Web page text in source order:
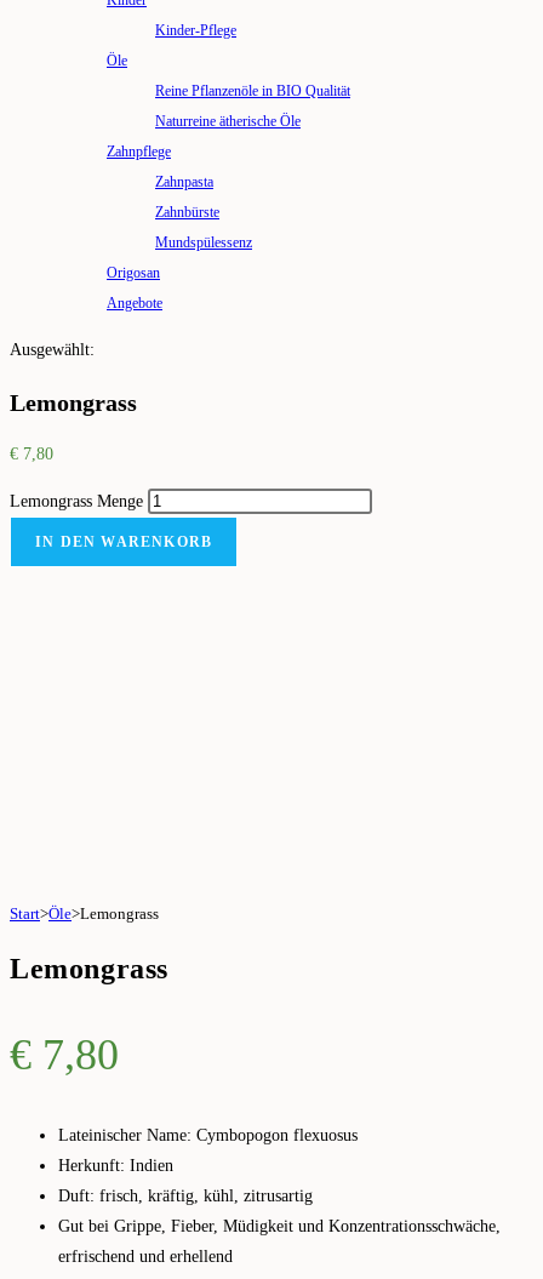
Kinder-Pflege
Öle
Reine Pflanzenöle in BIO Qualität
Naturreine ätherische Öle
Zahnpflege
Zahnpasta
Zahnbürste
Mundspülessenz
Origosan
Angebote
Ausgewählt:
Lemongrass
€ 7,80
Lemongrass Menge
IN DEN WARENKORB
Start>Öle>Lemongrass
Lemongrass
€ 7,80
Lateinischer Name: Cymbopogon flexuosus
Herkunft: Indien
Duft: frisch, kräftig, kühl, zitrusartig
Gut bei Grippe, Fieber, Müdigkeit und Konzentrationsschwäche,
erfrischend und erhellend